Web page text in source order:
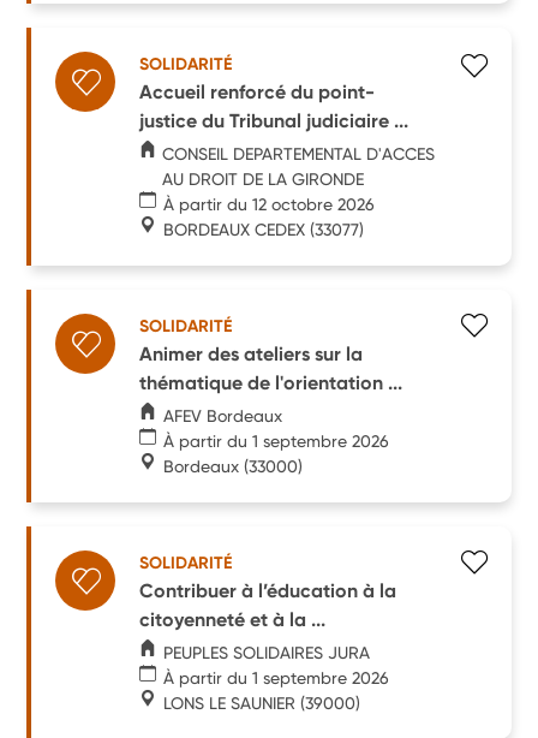
SOLIDARITÉ
Accueil renforcé du point-
justice du Tribunal judiciaire ...
CONSEIL DEPARTEMENTAL D'ACCES
AU DROIT DE LA GIRONDE
À partir du 12 octobre 2026
BORDEAUX CEDEX (33077)
SOLIDARITÉ
Animer des ateliers sur la
thématique de l'orientation ...
AFEV Bordeaux
À partir du 1 septembre 2026
Bordeaux (33000)
SOLIDARITÉ
Contribuer à l’éducation à la
citoyenneté et à la ...
PEUPLES SOLIDAIRES JURA
À partir du 1 septembre 2026
LONS LE SAUNIER (39000)